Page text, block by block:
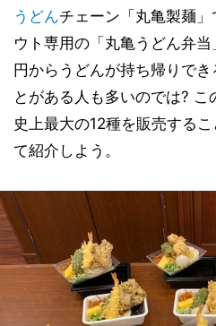
うどんチェーン「丸亀製麺
ウト専用の「丸亀うどん弁
円からうどんが持ち帰りで
とがある人も多いのでは?
史上最大の12種を販売する
て紹介しよう。